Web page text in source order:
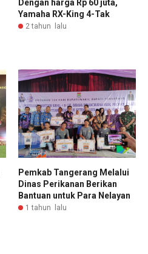
Dengan harga Rp 60 juta,
Yamaha RX-King 4-Tak
2 tahun lalu
Pemkab Tangerang Melalui
Dinas Perikanan Berikan
Bantuan untuk Para Nelayan
1 tahun lalu